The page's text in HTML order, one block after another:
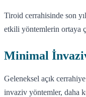
Tiroid cerrahisinde son
etkili yöntemlerin ortaya
Minimal
Geleneksel açık
invaziv yöntemler, daha